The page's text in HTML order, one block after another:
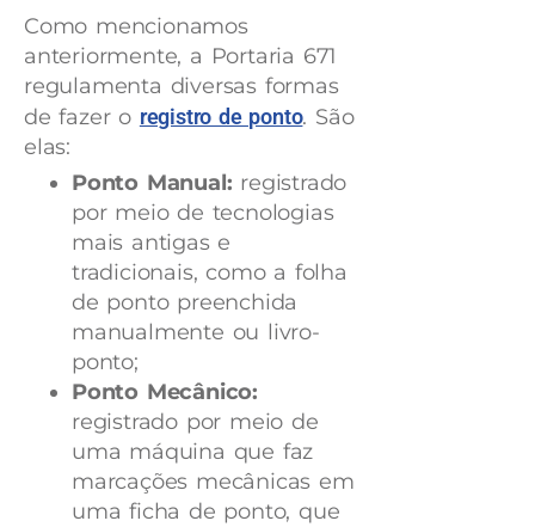
Como mencionamos
anteriormente, a Portaria 671
regulamenta diversas formas
de fazer o registro de ponto. São
elas:
Ponto Manual: registrado
por meio de tecnologias
mais antigas e
tradicionais, como a folha
de ponto preenchida
manualmente ou livro-
ponto;
Ponto Mecânico:
registrado por meio de
uma máquina que faz
marcações mecânicas em
uma ficha de ponto, que